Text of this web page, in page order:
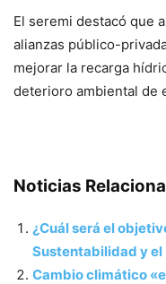
El seremi destacó que
alianzas público-
mejorar la recarga
deterioro ambiental de
Noticias
¿Cuál será el
Sustentabilidad y
Cambio climático